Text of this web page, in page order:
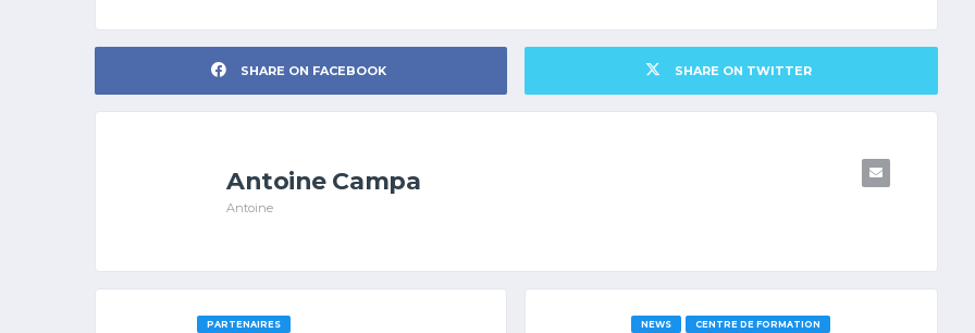
SHARE ON FACEBOOK SHARE ON TWITTER
Antoine Campa
Antoine
PARTENAIRES CENTRE DE FORMATION
NEWS